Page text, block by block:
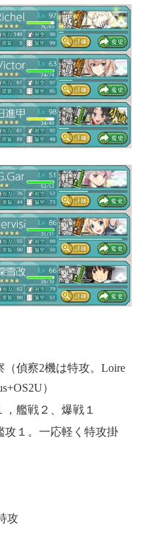
偵察2機は特攻。Loire
）
艦戦２、爆戦１
攻１。一応軽く特攻掛
攻